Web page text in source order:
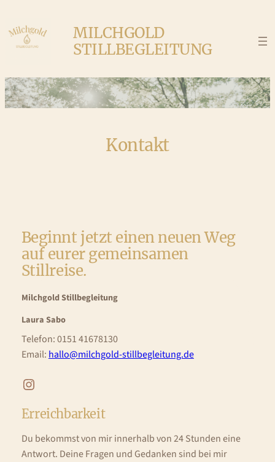
Inhalt
springen
MILCHGOLD
STILLBEGLEITUNG
Kontakt
Beginnt jetzt einen neuen Weg
auf eurer gemeinsamen
Stillreise.
Milchgold Stillbegleitung
Laura Sabo
Telefon: 0151 41678130
Email:hallo@milchgold-stillbegleitung.de
Instagram
Erreichbarkeit
Du bekommst von mir innerhalb von 24 Stunden eine
Antwort. Deine Fragen und Gedanken sind bei mir